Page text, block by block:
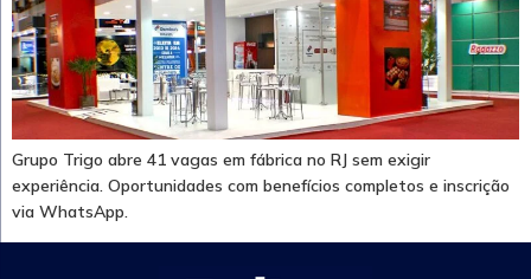
Grupo Trigo abre 41 vagas em fábrica no RJ sem exigir
experiência. Oportunidades com benefícios completos e inscrição
via WhatsApp.